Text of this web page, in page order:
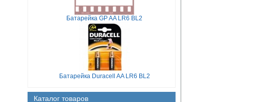
Батарейка GP AA LR6 BL2
Батарейка Duracell AA LR6 BL2
Каталог товаров